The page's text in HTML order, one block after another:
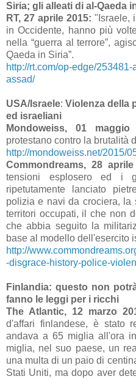
Siria; gli alleati di al-Qaeda
RT, 27 aprile 2015: "Israele,
in Occidente, hanno più
nella “guerra al terrore”,
Qaeda in Siria”.
http://rt.com/op-edge/
assad/
USA/Israele: Violenza della
ed israeliani
Mondoweiss, 01 maggio
protestano contro la brutalità
http://mondoweiss.net/2015/
Commondreams, 28
tensioni esplosero ed i
ripetutamente lanciato
polizia e navi da crociera, la
territori occupati, il che non
che abbia seguito la
base al modello dell'esercito
http://
-disgrace-history-police-
Finlandia: questo non
fanno le leggi per i ricchi
The Atlantic, 12 marzo
d'affari finlandese, è stato
andava a 65 miglia all'ora
miglia, nel suo paese, un
una multa di un paio di
Stati Uniti, ma dopo aver